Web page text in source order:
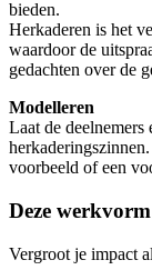
bieden.
Herkaderen is het
waardoor de
gedachten over de
Modelleren
Laat de deelnemers
voorbeeld of een
Deze
Vergroot je impact